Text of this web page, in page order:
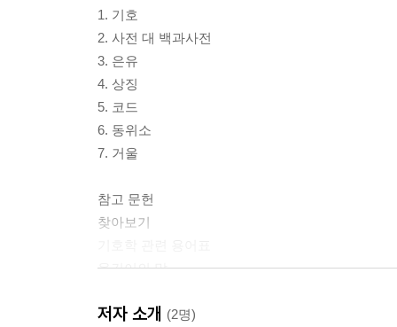
1. 기호
2. 사전 대 백과사전
3. 은유
4. 상징
5. 코드
6. 동위소
7. 거울
참고 문헌
찾아보기
옮긴이의 말
저자 소개 (2명)